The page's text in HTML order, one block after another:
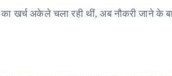
खर्च अकेले चला रही थीं, अब नौकरी जाने के